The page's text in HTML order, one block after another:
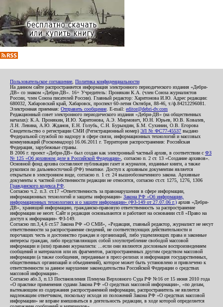
Пользовательское соглашение Политика конфиденциальности
На данном сайте распространяется информация электронного периодического издания «Дебри-
ДВ» со знаком «Дебри-ДВ». 16+ Учредитель: Пронякин К.А. (член Союза журналистов
России, член Союза писателей России). Главный редактор: Харитонова И.Ю. Адрес редакции:
680032, Хабаровский край, Хабаровск, проспект 60-летия Октября, 88-46, т./ф.84212296081.
Электронная приемная: Отправить сообщение . E-mail: editor@debri-dv.com
Редакционный совет электронного периодического издания «Дебри-ДВ» (на общественных
началах): К.А. Пронякин, И.Ю. Харитонова, А.Э. Мирмович, Ю.Н. Юрьев, Ю.В. Ковалев,
Л.Н. Левина, А.Ю. Жданов, Е.Н. Голубь, С.Н. Бурындин, Б.М. Сухинин, О.В. Егорова
Свидетельство о регистрации СМИ (Регистрационный номер) ЭЛ № ФС77-45537 выдано
Федеральной службой по надзору в сфере связи, информационных технологий и массовых
коммуникаций (Роскомнадзор) 16.06.2011 г. Территория распространения: Российская
Федерация, зарубежные страны.
В 2006 г. проект «Дебри-ДВ» был создан как электронный частный архив, в соответствии с ФЗ
№ 125 «Об архивном деле в Российской Федерации» , согласно п. 2 ст. 13 «Создание архивов».
Основной фонд архива составляют публикации газет и журналов, изданные книги, а также
рукописи по дальневосточной (РФ) тематике. Доступ к архивным документам является
открытым в электронном виде, согласно п. 1 ст. 24 вышеобозначенного закона. Архивные
документы к частной собственности редакции не относятся, согласно ст.ст. 1275, 1276, 1306
Гражданского кодекса РФ
Согласно ч.2. п.3. ст.17 «Ответственность за правонарушения в сфере информации,
информационных технологий и защиты информации» Закона РФ «Об информации,
информационных технологиях и о защите информации» (ФЗ-149 от 27.07.06 г.) архив «Дебри-
ДВ», хранящий информацию, гражданско-правовую ответственность за распространение
информации не несет. Сайт и редакция основываются и работают на основании ст.8 «Право на
доступ к информации» ФЗ-149.
Согласно пп.3,4,6 ст.57 Закона РФ «О СМИ», «Редакция, главный редактор, журналист не несут
ответственности за распространение сведений, не соответствующих действительности и
порочащих честь и достоинство граждан и организаций, либо ущемляющих права и законные
интересы граждан, либо представляющих собой злоупотребление свободой массовой
информации и (или) правами журналиста: ...если они являются дословным воспроизведением
сообщений и материалов или их фрагментов, распространенных другим средством массовой
информации (а также сообщения, переданные в пресс-релизах и информация государственных,
общественных организаций и объединений), которое может быть установлено и привлечено к
ответственности за данное нарушение законодательства Российской Федерации о средствах
массовой информации».
Согласно абз.3, п.13 Постановления Пленума Верховного Суда РФ №16 от 15 июня 2010 года
«О практике применения судами Закона РФ «О средствах массовой информации», «по делам,
вытекающим из содержания распространенной информации, распространитель не является
надлежащим ответчиком, поскольку исходя из положений Закона РФ «О средствах массовой
информации» не вправе вмешиваться в деятельность редакции, в ходе которой определяется